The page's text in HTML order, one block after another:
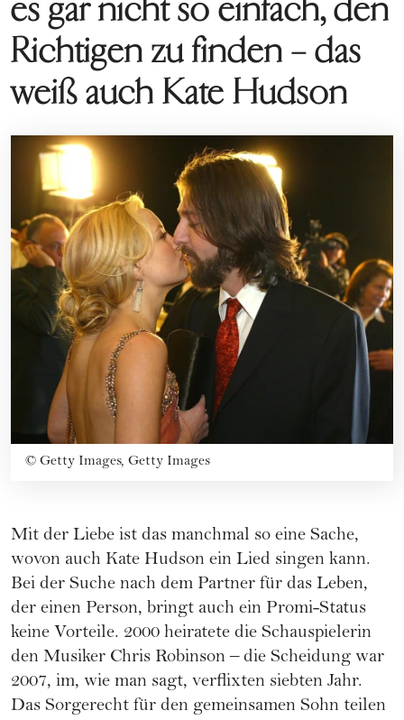
es gar nicht so einfach, den
Richtigen zu finden – das
weiß auch Kate Hudson
© Getty Images, Getty Images
Mit der Liebe ist das manchmal so eine Sache,
wovon auch Kate Hudson ein Lied singen kann.
Bei der Suche nach dem Partner für das Leben,
der einen Person, bringt auch ein Promi-Status
keine Vorteile. 2000 heiratete die Schauspielerin
den Musiker Chris Robinson – die Scheidung war
2007, im, wie man sagt, verflixten siebten Jahr.
Das Sorgerecht für den gemeinsamen Sohn teilen